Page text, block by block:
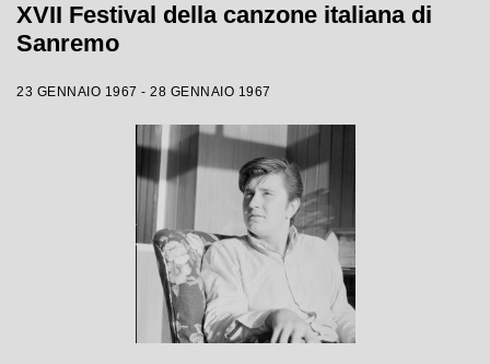
XVII Festival della canzone italiana di
Sanremo
23 GENNAIO 1967 - 28 GENNAIO 1967